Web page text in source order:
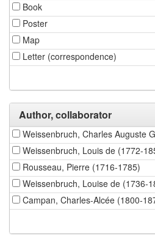
Book
Poster
Map
Letter (correspondence)
Author, collaborator
Weissenbruch, Charles Auguste
Weissenbruch, Louis de (1772-
Rousseau, Pierre (1716-1785)
Weissenbruch, Louise de (1736-
Campan, Charles-Alcée (1800-